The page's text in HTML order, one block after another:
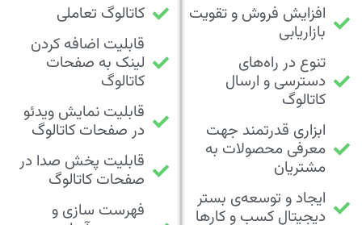
افزایش فروش و تقویت
بازاریابی
تنوع در‌ راه‌های
دسترسی و ارسال
کاتالوگ
ابزاری قدرتمند جهت
معرفی محصولات به
مشتریان
ایجاد و توسعه‌ی بستر
دیجیتال کسب‌ و کارها
کاتالوگ تعاملی
قابلیت اضافه کردن
لینک به صفحات
کاتالوگ
قابلیت نمایش ویدئو
در صفحات کاتالوگ
قابلیت پخش صدا در
صفحات کاتالوگ
فهرست سازی و